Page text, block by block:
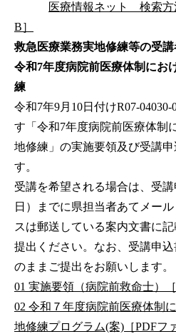
医療情報ネット 検索方
B］
救急医療業務実地修練等の受
令和7年度病院前医療体制にお
練
令和7年9月10日付けR07-
す「令和7年度病院前医療体制
地修練」の実施要領及び受講
す。
受講を希望される場合は、受
日）までに県担当者あてメー
スは郵送している案内文書に
提出ください。なお、受講申
のままご提出をお願いします。
01 実施要領（病院前救命士）
02 令和７年度病院前医療体制
地修練プログラム(案)［PDFフ